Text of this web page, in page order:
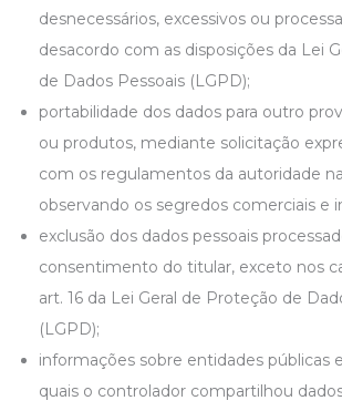
desnecessários, excessivos ou
desacordo com as disposições da Lei
de Dados Pessoais (LGPD);
portabilidade dos dados para outro
ou produtos, mediante solicitação
com os regulamentos da autoridade
observando os segredos comerciais e
exclusão dos dados pessoais
consentimento do titular, exceto nos
art. 16 da Lei Geral de Proteção de
(LGPD);
informações sobre entidades públicas
quais o controlador compartilhou